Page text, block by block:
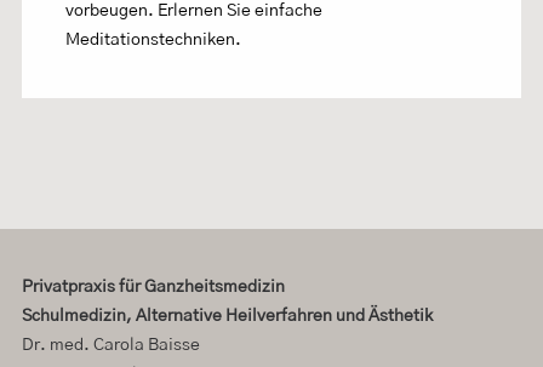
vorbeugen. Erlernen Sie einfache
Meditationstechniken.
Privatpraxis für Ganzheitsmedizin
Schulmedizin, Alternative Heilverfahren und Ästhetik
Dr. med. Carola Baisse